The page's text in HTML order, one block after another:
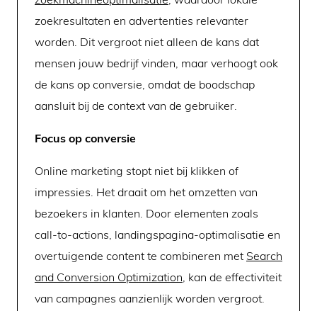
zoekresultaten en advertenties relevanter
worden. Dit vergroot niet alleen de kans dat
mensen jouw bedrijf vinden, maar verhoogt ook
de kans op conversie, omdat de boodschap
aansluit bij de context van de gebruiker.
Focus op conversie
Online marketing stopt niet bij klikken of
impressies. Het draait om het omzetten van
bezoekers in klanten. Door elementen zoals
call-to-actions, landingspagina-optimalisatie en
overtuigende content te combineren met Search
and Conversion Optimization , kan de effectiviteit
van campagnes aanzienlijk worden vergroot.